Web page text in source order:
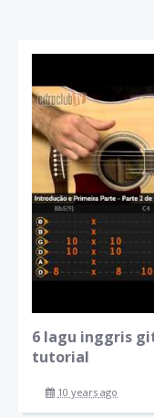
6 lagu inggris
tutorial
10 years ago